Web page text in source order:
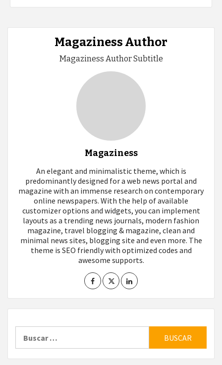
Magaziness Author
Magaziness Author Subtitle
Magaziness
An elegant and minimalistic theme, which is
predominantly designed for a web news portal and
magazine with an immense research on contemporary
online newspapers. With the help of available
customizer options and widgets, you can implement
layouts as a trending news journals, modern fashion
magazine, travel blogging & magazine, clean and
minimal news sites, blogging site and even more. The
theme is SEO friendly with optimized codes and
awesome supports.